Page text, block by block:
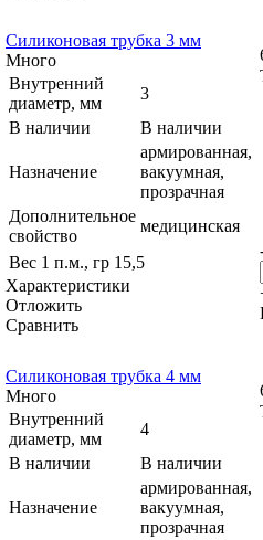
Силиконовая трубка 3 мм
Много
Внутренний
диаметр, мм
3
В наличии
В наличии
Назначение
армированная,
вакуумная,
прозрачная
Дополнительное
свойство
медицинская
Вес 1 п.м., гр 15,5
Характеристики
Отложить
Сравнить
Силиконовая трубка 4 мм
Много
Внутренний
диаметр, мм
4
В наличии
В наличии
Назначение
армированная,
вакуумная,
прозрачная